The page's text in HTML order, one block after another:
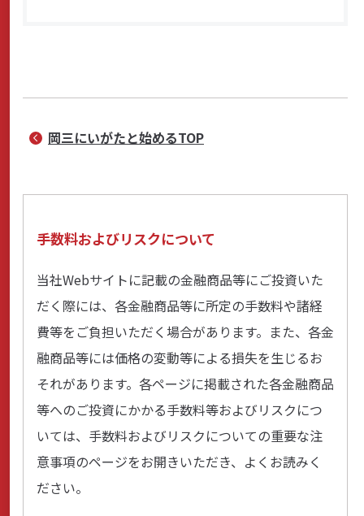
岡三にいがたと始めるTOP
手数料およびリスクについて
当社Webサイトに記載の金融商品等にご投資いた
だく際には、各金融商品等に所定の手数料や諸経
費等をご負担いただく場合があります。また、各金
融商品等には価格の変動等による損失を生じるお
それがあります。各ページに掲載された各金融商品
等へのご投資にかかる手数料等およびリスクにつ
いては、手数料およびリスクについての重要な注
意事項のページをお開きいただき、よくお読みく
ださい。